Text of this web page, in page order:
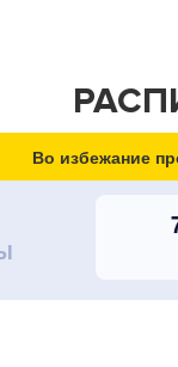
Во избежание